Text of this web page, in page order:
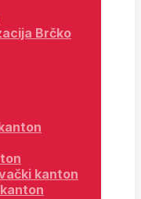
Brčko
kanton